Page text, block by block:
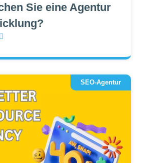
Sie eine Agentur
SEO-Agentur